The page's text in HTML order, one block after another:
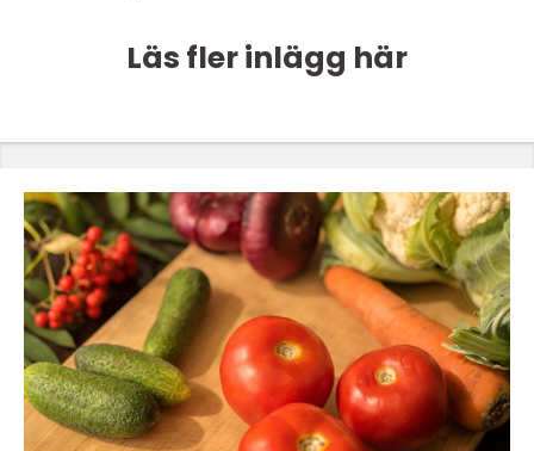
Läs fler inlägg här